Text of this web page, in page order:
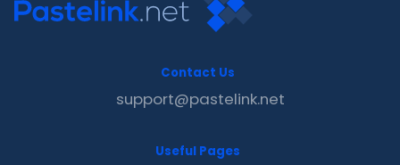
Contact Us
support@pastelink.net
Useful Pages